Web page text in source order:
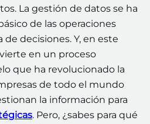
La gestión de datos se ha
de las operaciones
decisiones. Y, en este
en un proceso
que ha revolucionado la
de todo el mundo
la información para
. Pero, ¿sabes para qué